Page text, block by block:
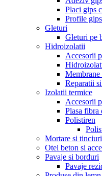
Placi gips
Profile
Gleturi
Gleturi pe
Hidroizolatii
Accesorii
Membrane
Reparatii
Izolatii termice
Accesorii
Plasa fibra
Polistiren
Mortare si tinciuri
Otel beton si
Pavaje si borduri
Pavaje